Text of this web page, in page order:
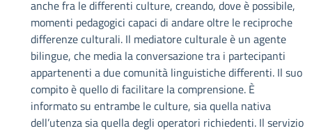
anche fra le differenti culture, creando, dove è possibile,
momenti pedagogici capaci di andare oltre le reciproche
differenze culturali. Il mediatore culturale è un agente
bilingue, che media la conversazione tra i partecipanti
appartenenti a due comunità linguistiche differenti. Il suo
compito è quello di facilitare la comprensione. È
informato su entrambe le culture, sia quella nativa
dell’utenza sia quella degli operatori richiedenti. Il servizio